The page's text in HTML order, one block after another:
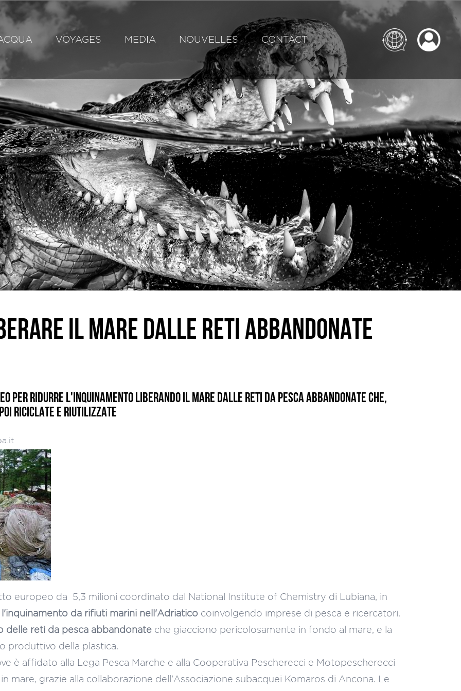
VOYAGES MEDIA NOUVELLES CONTACT
IL MARE DALLE RETI ABBANDONATE
PER RIDURRE L'INQUINAMENTO LIBERANDO IL MARE DALLE RETI DA PESCA ABBANDONATE CHE,
RICICLATE E RIUTILIZZATE
europeo da 5,3 milioni coordinato dal National Institute of Chemistry di Lubiana, in
da rifiuti marini nell'Adriatico coinvolgendo imprese di pesca e ricercatori.
delle reti da pesca abbandonate che giacciono pericolosamente in fondo al mare, e la
produttivo della plastica.
è affidato alla Lega Pesca Marche e alla Cooperativa Pescherecci e Motopescherecci
mare, grazie alla collaborazione dell'Associazione subacquei Komaros di Ancona. Le